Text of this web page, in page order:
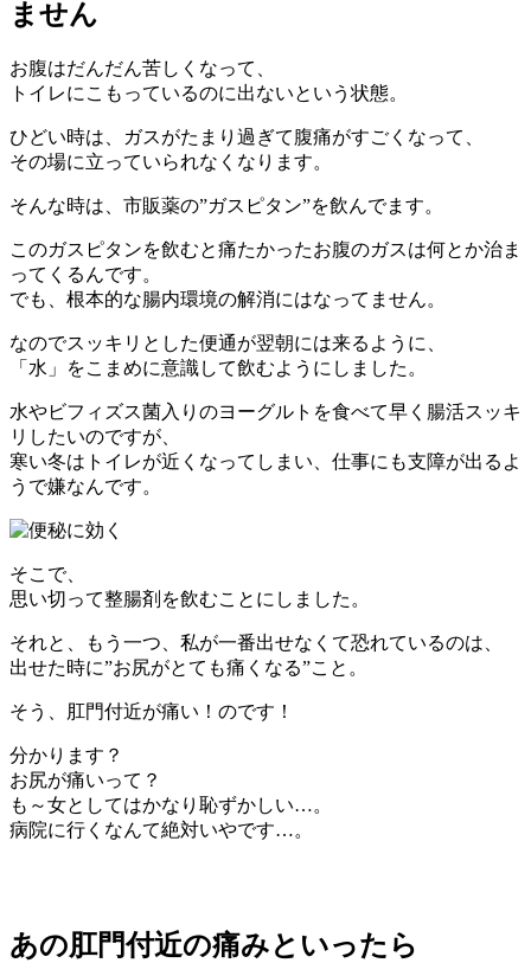
ません
お腹はだんだん苦しくなって、
トイレにこもっているのに出ないという状態。
ひどい時は、ガスがたまり過ぎて腹痛がすごくなって、
その場に立っていられなくなります。
そんな時は、市販薬の”ガスピタン”を飲んでます。
このガスピタンを飲むと痛たかったお腹のガスは何とか治ま
ってくるんです。
でも、根本的な腸内環境の解消にはなってません。
なのでスッキリとした便通が翌朝には来るように、
「水」をこまめに意識して飲むようにしました。
水やビフィズス菌入りのヨーグルトを食べて早く腸活スッキ
リしたいのですが、
寒い冬はトイレが近くなってしまい、仕事にも支障が出るよ
うで嫌なんです。
そこで、
思い切って整腸剤を飲むことにしました。
それと、もう一つ、私が一番出せなくて恐れているのは、
出せた時に”お尻がとても痛くなる”こと。
そう、肛門付近が痛い！のです！
分かります？
お尻が痛いって？
も～女としてはかなり恥ずかしい…。
病院に行くなんて絶対いやです…。
あの肛門付近の痛みといったら